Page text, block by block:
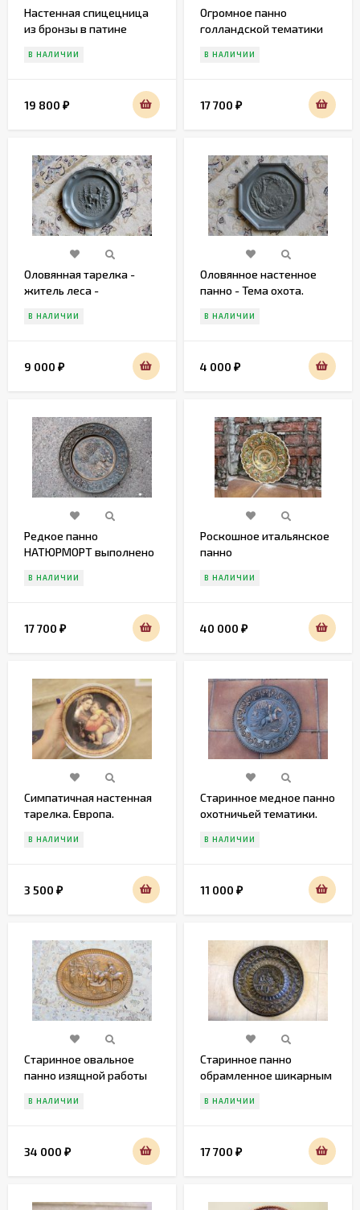
Настенная спицецница
из бронзы в патине
В НАЛИЧИИ
19 800 ₽
Огромное панно
голландской тематики
В НАЛИЧИИ
17 700 ₽
Оловянная тарелка -
житель леса -
В НАЛИЧИИ
9 000 ₽
Оловянное настенное
панно - Тема охота.
В НАЛИЧИИ
4 000 ₽
Редкое панно
НАТЮРМОРТ выполнено
В НАЛИЧИИ
17 700 ₽
Роскошное итальянское
панно
В НАЛИЧИИ
40 000 ₽
Симпатичная настенная
тарелка. Европа.
В НАЛИЧИИ
3 500 ₽
Старинное медное панно
охотничьей тематики.
В НАЛИЧИИ
11 000 ₽
Старинное овальное
панно изящной работы
В НАЛИЧИИ
34 000 ₽
Старинное панно
обрамленное шикарным
В НАЛИЧИИ
17 700 ₽